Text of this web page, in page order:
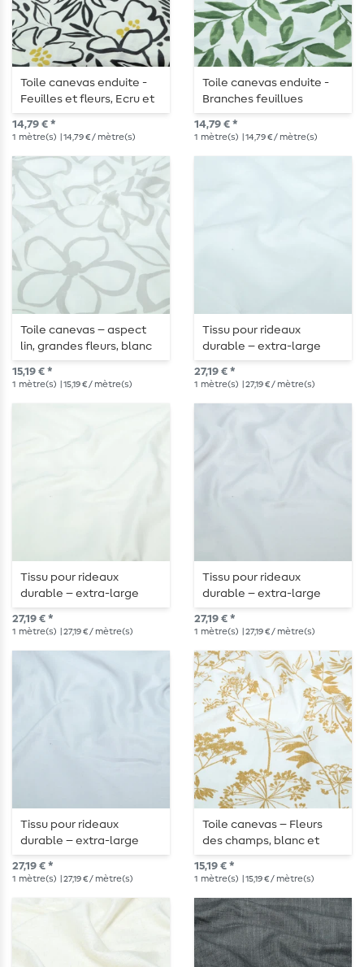
Toile canevas enduite -
Feuilles et fleurs, Ecru et
Noir
14,79 € *
1 mètre(s) | 14,79 € / mètre(s)
Toile canevas enduite -
Branches feuillues
blanches et vertes
14,79 € *
1 mètre(s) | 14,79 € / mètre(s)
Toile canevas – aspect
lin, grandes fleurs, blanc
et gris
15,19 € *
1 mètre(s) | 15,19 € / mètre(s)
Tissu pour rideaux
durable – extra-large
(330 cm) en blanc pur
27,19 € *
1 mètre(s) | 27,19 € / mètre(s)
Tissu pour rideaux
durable – extra-large
(330 cm) dans un élégant
ton crème
27,19 € *
1 mètre(s) | 27,19 € / mètre(s)
Tissu pour rideaux
durable – extra-large
(330 cm) dans un élégant
Gris clair
27,19 € *
1 mètre(s) | 27,19 € / mètre(s)
Tissu pour rideaux
durable – extra-large
(330 cm) dans un élégant
Gris clair
27,19 € *
1 mètre(s) | 27,19 € / mètre(s)
Toile canevas – Fleurs
des champs, blanc et
ocre
15,19 € *
1 mètre(s) | 15,19 € / mètre(s)